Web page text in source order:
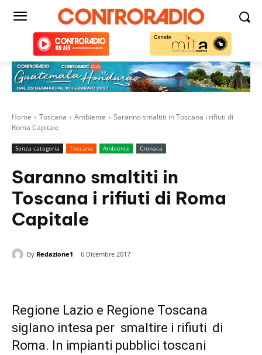
Home Toscana Ambiente
Saranno smaltiti in Toscana i rifiuti di
Roma Capitale
Senza categoria Toscana Ambiente Cronaca
Saranno smaltiti in
Toscana i rifiuti di Roma
Capitale
By Redazione1 6 Dicembre 2017
Regione Lazio e Regione Toscana
siglano intesa per smaltire i rifiuti di
Roma. In impianti pubblici toscani